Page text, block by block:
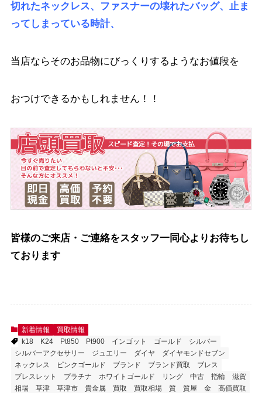
切れたネックレス、ファスナーの壊れたバッグ、止ま
ってしまっている時計、
当店ならそのお品物にびっくりするようなお値段を
おつけできるかもしれません！！
皆様のご来店・ご連絡をスタッフ一同心よりお待ちし
ております
新着情報
買取情報
k18
K24 Pt850 Pt900 インゴット ゴールド
シルバー
シルバーアクセサリー
ジュエリー ダイヤ
ダイヤモンドセブン
ネックレス
ピンクゴールド ブランド ブランド買取
ブレス
ブレスレット
プラチナ ホワイトゴールド リング 中古 指輪
滋賀
相場
草津 草津市 貴金属 買取 買取相場 質 質屋 金 高価買取